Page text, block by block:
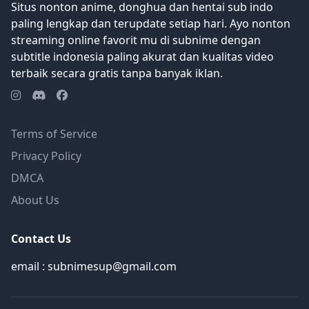
menahan apa pun, VTuber yang dulunya
tidak populer ini mulai menjadi bintang.
[Ditulis oleh MAL Penulisan Ulang]
Situs nonton anime, donghua dan hentai sub indo
paling lengkap dan terupdate setiap hari. Ayo nonton
streaming online favorit mu di subnime dengan
subtitle indonesia paling akurat dan kualitas video
terbaik secara gratis tanpa banyak iklan.
Terms of Service
Privacy Policy
DMCA
About Us
Contact Us
email : subnimesup@gmail.com